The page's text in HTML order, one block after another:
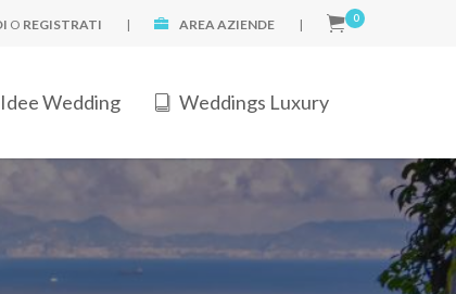
O REGISTRATI | AREA AZIENDE | 0
Idee Wedding Weddings Luxury